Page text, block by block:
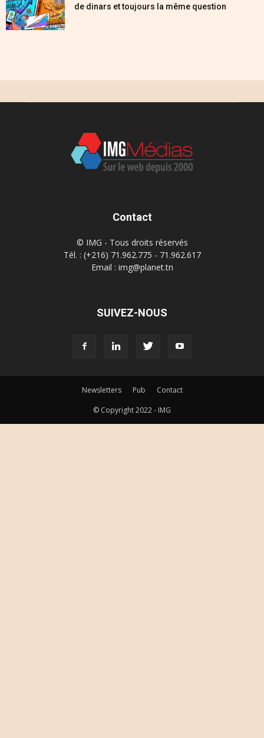
de dinars et toujours la même question
Contact
© IMG - Tous droits réservés
Tél. : (+216) 71.962.775 - 71.962.617
Email : img@planet.tn
SUIVEZ-NOUS
Newsletters Pub
Contact
© Copyright 2022 - IMG